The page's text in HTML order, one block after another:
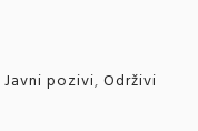
Javni pozivi, Održivi